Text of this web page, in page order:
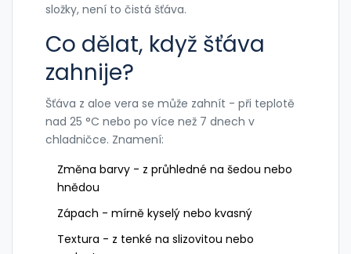
složky, není to čistá šťáva.
Co dělat, když šťáva
zahnije?
Šťáva z aloe vera se může zahnít - při teplotě
nad 25 °C nebo po více než 7 dnech v
chladničce. Znamení:
Změna barvy - z průhledné na šedou nebo
hnědou
Zápach - mírně kyselý nebo kvasný
Textura - z tenké na slizovitou nebo